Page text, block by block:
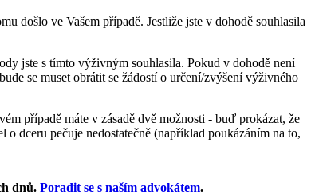
došlo ve Vašem případě. Jestliže jste v dohodě souhlasila
jste s tímto výživným souhlasila. Pokud v dohodě není
se muset obrátit se žádostí o určení/zvýšení výživného
případě máte v zásadě dvě možnosti - buď prokázat, že
dceru pečuje nedostatečně (například poukázáním na to,
dnů. Poradit se s naším advokátem.